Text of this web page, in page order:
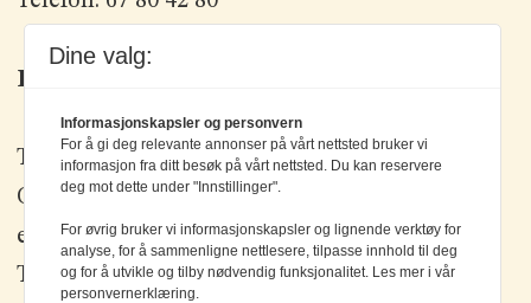
Kontakt oss
Tlf: +47 67 80 42 80
Olav Brunborgs vei 6, 1396 Billingstad
epost: elektronikk@elektronikkforlaget.no
Tips oss:tips@elektronikkforlaget.no
Dine valg:
Informasjonskapsler og personvern
For å gi deg relevante annonser på vårt nettsted bruker vi
informasjon fra ditt besøk på vårt nettsted. Du kan reservere
deg mot dette under "Innstillinger".
For øvrig bruker vi informasjonskapsler og lignende verktøy for
analyse, for å sammenligne nettlesere, tilpasse innhold til deg
og for å utvikle og tilby nødvendig funksjonalitet. Les mer i vår
personvernerklæring.